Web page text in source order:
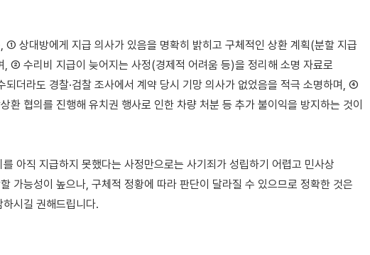
① 상대방에게 지급 의사가 있음을 명확히 밝히고 구체적인 상환 계획(분할 지급
, ② 수리비 지급이 늦어지는 사정(경제적 어려움 등)을 정리해 소명 자료로
더라도 경찰·검찰 조사에서 계약 당시 기망 의사가 없었음을 적극 소명하며, ④
환 협의를 진행해 유치권 행사로 인한 차량 처분 등 추가 불이익을 방지하는 것이
아직 지급하지 못했다는 사정만으로는 사기죄가 성립하기 어렵고 민사상
가능성이 높으나, 구체적 정황에 따라 판단이 달라질 수 있으므로 정확한 것은
시길 권해드립니다.